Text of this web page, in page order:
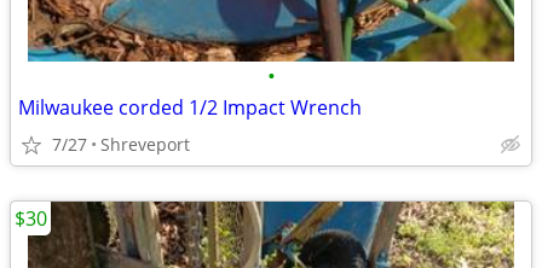
•
Milwaukee corded 1/2 Impact Wrench
7/27 Shreveport
$30